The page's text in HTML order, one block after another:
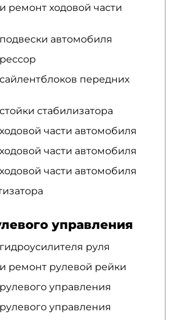
ремонт ходовой части
автомобиля
передних
стабилизатора
части автомобиля
части автомобиля
части автомобиля
управления
руля
ремонт рулевой рейки
управления
управления